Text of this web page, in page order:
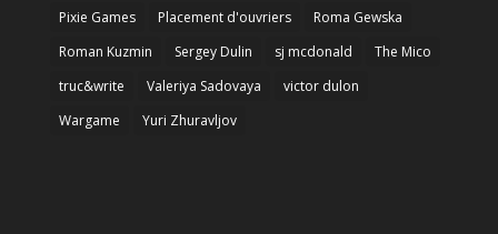
Pixie Games
Placement d'ouvriers
Roma Gewska
Roman Kuzmin
Sergey Dulin sj mcdonald
The Mico
truc&write
Valeriya Sadovaya
victor dulon
Wargame
Yuri Zhuravljov